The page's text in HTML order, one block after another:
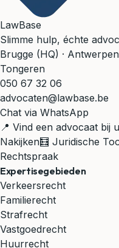
LawBase
Slimme hulp, échte
Brugge (HQ) · Antwerpen
Tongeren
050 67 32 06
advocaten@lawbase.be
Chat via WhatsApp
📍 Vind een advocaat bij
Nakijken🧮 Juridische
Rechtspraak
Expertisegebieden
Verkeersrecht
Familierecht
Strafrecht
Vastgoedrecht
Huurrecht